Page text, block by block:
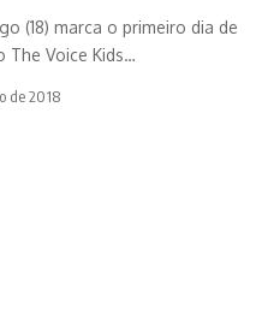
(18) marca o primeiro dia de
The Voice Kids…
de 2018